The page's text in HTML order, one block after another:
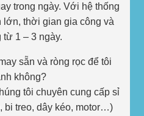
trong ngày. Với hệ thống
lớn, thời gian gia công và
từ 1 – 3 ngày.
sẵn và ròng rọc để tôi
không?
tôi chuyên cung cấp sỉ
bi treo, dây kéo, motor…)